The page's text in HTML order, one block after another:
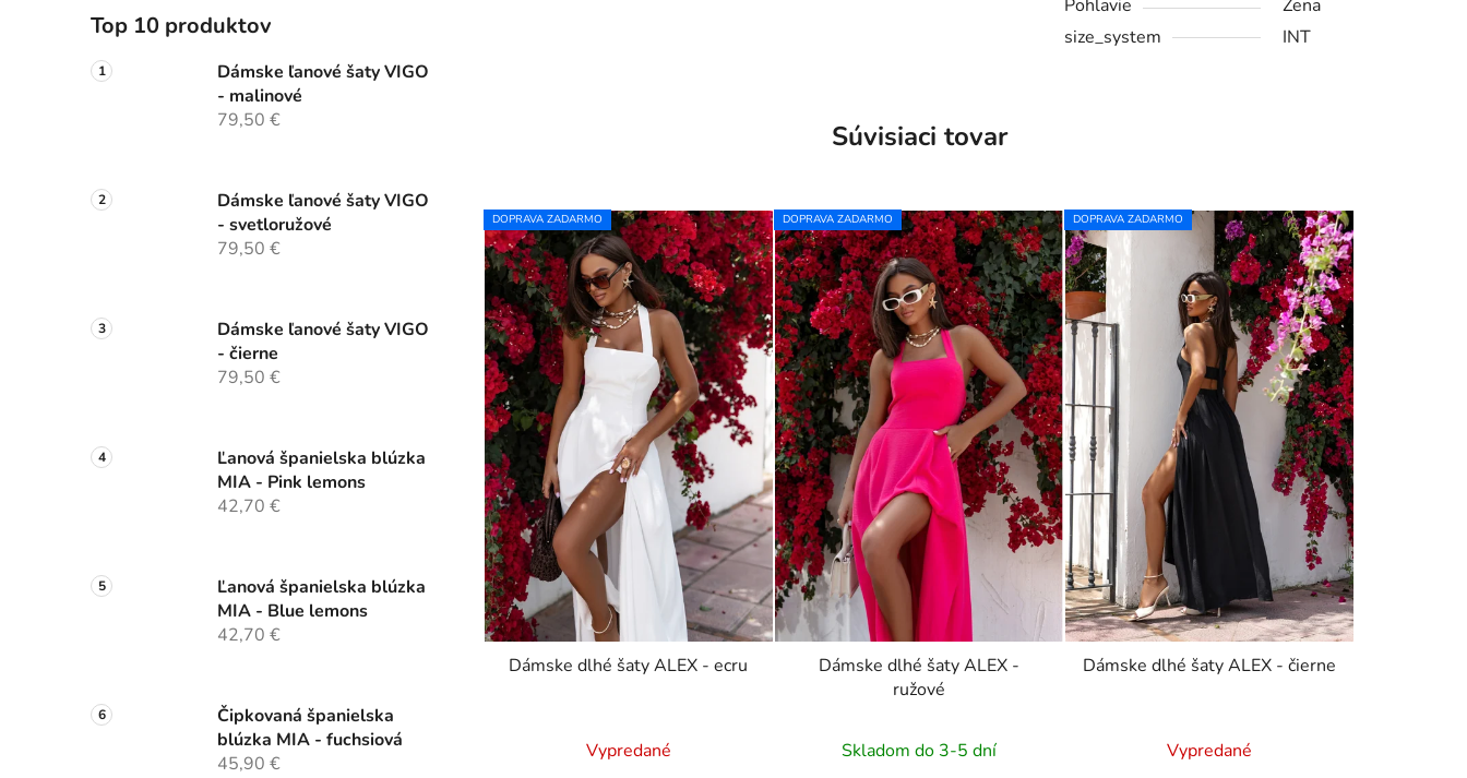
Top 10 produktov
Dámske ľanové šaty VIGO
- malinové
79,50 €
Dámske ľanové šaty VIGO
- svetloružové
79,50 €
Dámske ľanové šaty VIGO
- čierne
79,50 €
Ľanová španielska blúzka
MIA - Pink lemons
42,70 €
Ľanová španielska blúzka
MIA - Blue lemons
42,70 €
Čipkovaná španielska
blúzka MIA - fuchsiová
45,90 €
Pohlavie
Žena
size_system
INT
Súvisiaci tovar
DOPRAVA ZADARMO
Dámske dlhé šaty ALEX - ecru
Vypredané
DOPRAVA ZADARMO
Dámske dlhé šaty ALEX -
ružové
Skladom do 3-5 dní
DOPRAVA ZADARMO
Dámske dlhé šaty ALEX - čierne
Vypredané